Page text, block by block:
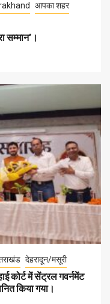
आपका शहर
सम्मान’।
देहरादून/मसूरी
कोर्ट में सेंट्रल गवर्नमेंट
किया गया।